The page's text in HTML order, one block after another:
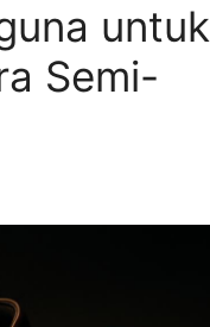
untuk
Semi-